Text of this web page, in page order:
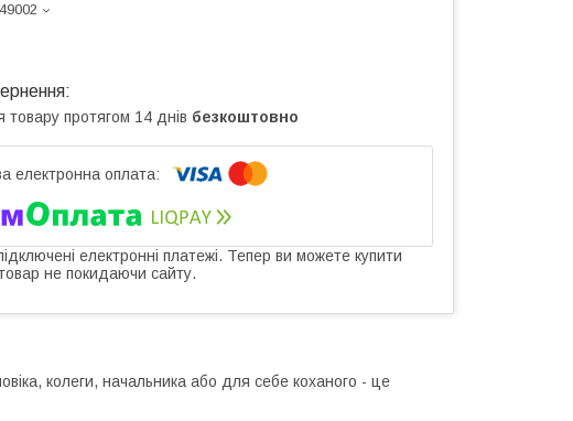
товару протягом 14 днів безкоштовно
електронні платежі. Тепер ви можете купити
не покидаючи сайту.
колеги, начальника або для себе коханого - це